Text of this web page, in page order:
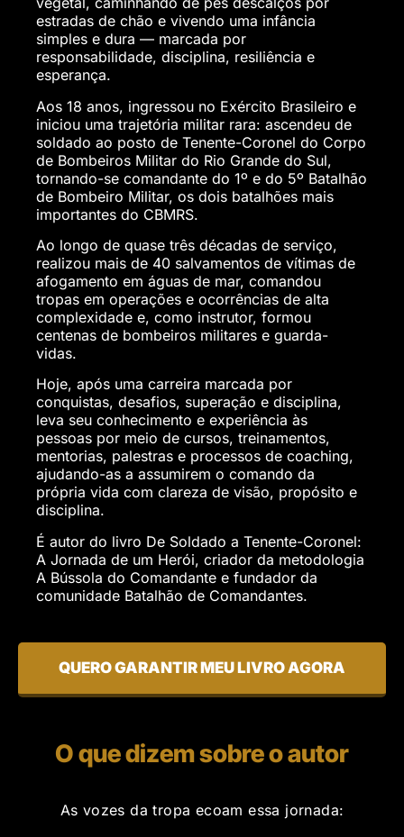
estradas de chão e vivendo uma infância
simples e dura — marcada por
responsabilidade, disciplina, resiliência e
esperança.
Aos 18 anos, ingressou no Exército Brasileiro e
iniciou uma trajetória militar rara: ascendeu de
soldado ao posto de Tenente-Coronel do Corpo
de Bombeiros Militar do Rio Grande do Sul,
tornando-se comandante do 1º e do 5º Batalhão
de Bombeiro Militar, os dois batalhões mais
importantes do CBMRS.
Ao longo de quase três décadas de serviço,
realizou mais de 40 salvamentos de vítimas de
afogamento em águas de mar, comandou
tropas em operações e ocorrências de alta
complexidade e, como instrutor, formou
centenas de bombeiros militares e guarda-
vidas.
Hoje, após uma carreira marcada por
conquistas, desafios, superação e disciplina,
leva seu conhecimento e experiência às
pessoas por meio de cursos, treinamentos,
mentorias, palestras e processos de coaching,
ajudando-as a assumirem o comando da
própria vida com clareza de visão, propósito e
disciplina.
É autor do livro De Soldado a Tenente-Coronel:
A Jornada de um Herói, criador da metodologia
A Bússola do Comandante e fundador da
comunidade Batalhão de Comandantes.
QUERO GARANTIR MEU LIVRO AGORA
O que dizem sobre o autor
As vozes da tropa ecoam essa jornada: